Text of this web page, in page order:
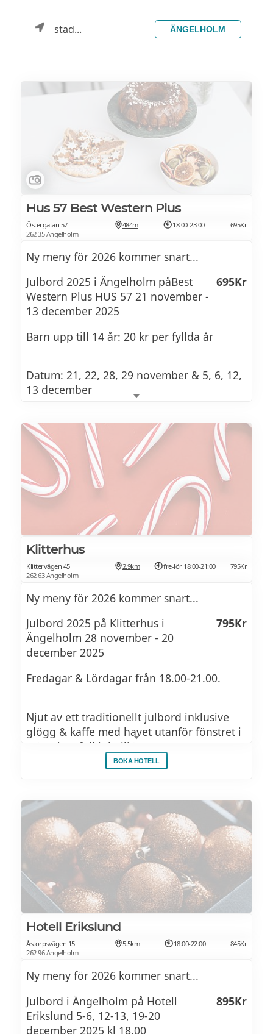
stad... ÄNGELHOLM
Hus 57 Best Western Plus
Östergatan 57
262 35 Ängelholm
484m 18:00-23:00 695Kr
Ny meny för 2026 kommer snart...
Julbord 2025 i Ängelholm påBest
Western Plus HUS 57 21 november -
13 december 2025
695Kr
Barn upp till 14 år: 20 kr per fyllda år
Datum: 21, 22, 28, 29 november & 5, 6, 12,
13 december
Julen är en tid för traditioner, gemenskap
och smaker vi längtat efter hela året. I år
dukar vi upp ett klassiskt – men långt ifrån
förutsägbart – julbord i vår mysiga matsal
på HUS 57.
Kvällen börjar med rykande varm glögg
och tilltugg runt sprakande eldar på vår
innergård, innan ni kliver in i värmen för
att njuta av julens favoriter till
stämningsfull livemusik.
Klitterhus
Klittervägen 45
262 63 Ängelholm
2.9km fre-lör 18:00-21:00 795Kr
Ny meny för 2026 kommer snart...
Julbord 2025 på Klitterhus i
Ängelholm 28 november - 20
december 2025
795Kr
Fredagar & Lördagar från 18.00-21.00.
Njut av ett traditionellt julbord inklusive
glögg & kaffe med havet utanför fönstret i
stämningsfull julmiljö.
Måndag-torsdag företag & grupper
BOKA HOTELL
Hotell Erikslund
Åstorpsvägen 15
262 96 Ängelholm
5.5km 18:00-22:00 845Kr
Ny meny för 2026 kommer snart...
Julbord i Ängelholm på Hotell
Erikslund 5-6, 12-13, 19-20
december 2025 kl 18.00
895Kr